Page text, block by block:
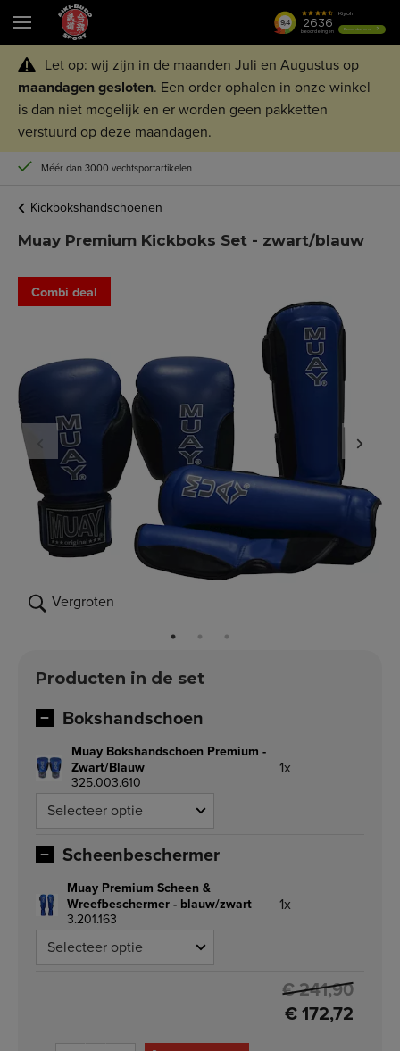
Let op: wij zijn in de maanden Juli en Augustus op
maandagengesloten. Een order ophalen in onze winkel
is dan niet mogelijk en er worden geen pakketten
verstuurd op deze maandagen.
Méér dan 3000 vechtsportartikelen
Kickbokshandschoenen
Muay Premium Kickboks Set - zwart/blauw
Vergroten
Combi deal
Producten in de set
Bokshandschoen
Muay Bokshandschoen Premium -
Zwart/Blauw
325.003.610
1x
Scheenbeschermer
Muay Premium Scheen &
Wreefbeschermer - blauw/zwart
3.201.163
1x
€ 241,90
€ 172,72